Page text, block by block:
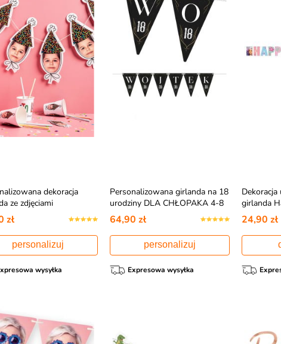
dekoracja
ze zdjęciami
CZAPECZKA
zł
personalizuj
wysyłka
Personalizowana girlanda na 18
urodziny DLA CHŁOPAKA 4-8
znaków
64,90 zł
personalizuj
Expresowa wysyłka
girlanda
24,90 zł